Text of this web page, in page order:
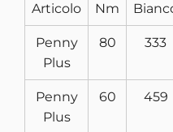
Articolo ­Nm
Penny
Plus
80 333
Penny
Plus
60 459